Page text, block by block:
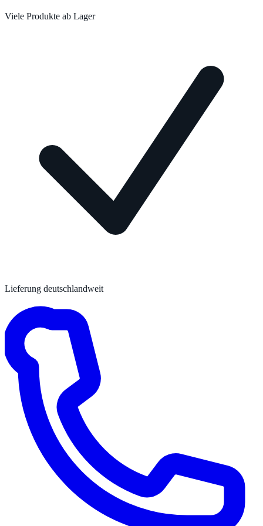
Viele Produkte ab Lager
Lieferung deutschlandweit